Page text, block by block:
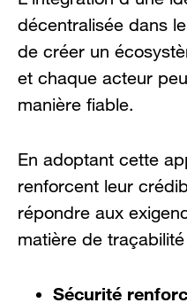
décentralisée dans
de créer un
et chaque acteur
manière fiable.
En adoptant cette
renforcent leur
répondre aux
matière de
Sécurité